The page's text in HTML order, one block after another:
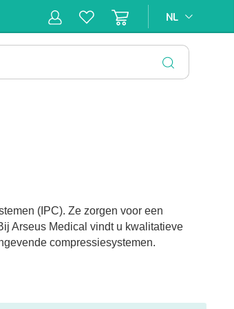
NL
(IPC). Ze zorgen voor een
Arseus Medical vindt u kwalitatieve
compressiesystemen.